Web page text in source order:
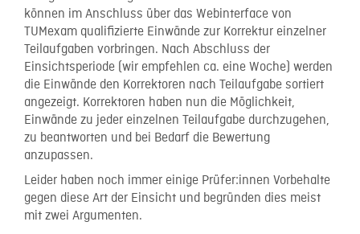
können im Anschluss über das Webinterface von
TUMexam qualifizierte Einwände zur Korrektur einzelner
Teilaufgaben vorbringen. Nach Abschluss der
Einsichtsperiode (wir empfehlen ca. eine Woche) werden
die Einwände den Korrektoren nach Teilaufgabe sortiert
angezeigt. Korrektoren haben nun die Möglichkeit,
Einwände zu jeder einzelnen Teilaufgabe durchzugehen,
zu beantworten und bei Bedarf die Bewertung
anzupassen.
Leider haben noch immer einige Prüfer:innen Vorbehalte
gegen diese Art der Einsicht und begründen dies meist
mit zwei Argumenten.